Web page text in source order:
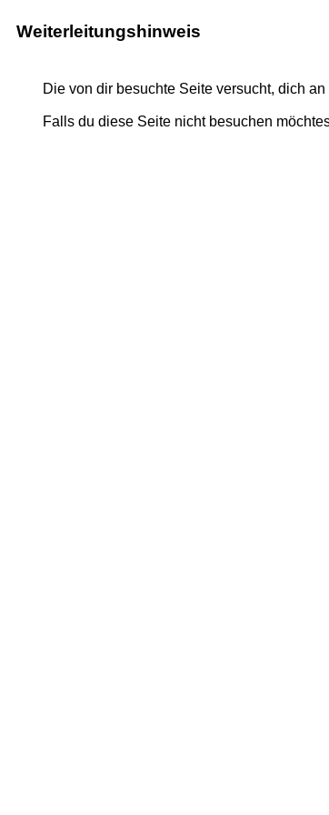
Weiterleitungshinweis
Die von dir besuchte Seite versucht, dich an
Falls du diese Seite nicht besuchen